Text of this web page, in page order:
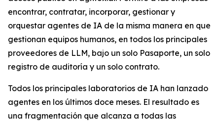
encontrar, contratar, incorporar, gestionar y
orquestar agentes de IA de la misma manera en que
gestionan equipos humanos, en todos los principales
proveedores de LLM, bajo un solo Pasaporte, un solo
registro de auditoría y un solo contrato.
Todos los principales laboratorios de IA han lanzado
agentes en los últimos doce meses. El resultado es
una fragmentación que alcanza a todas las